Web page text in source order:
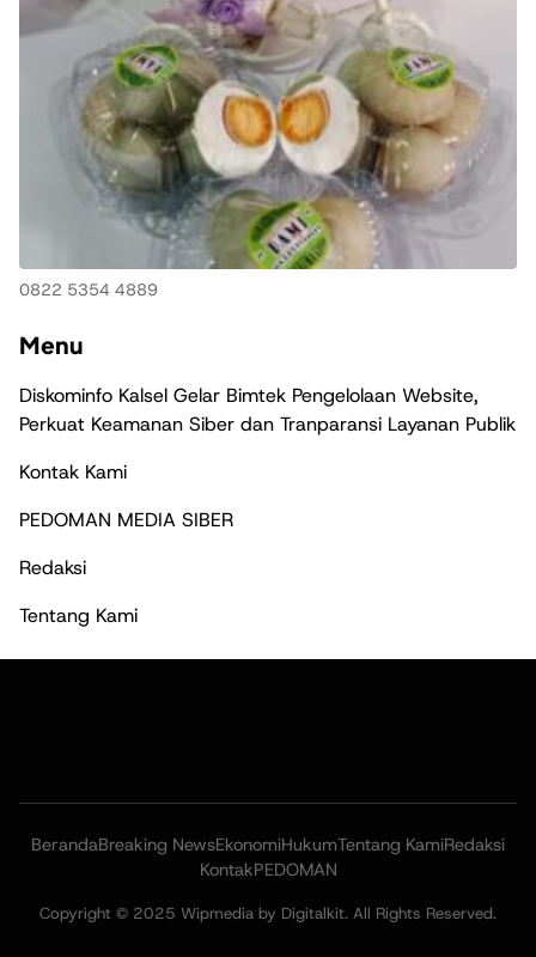
0822 5354 4889
Menu
Diskominfo Kalsel Gelar Bimtek Pengelolaan Website,
Perkuat Keamanan Siber dan Tranparansi Layanan Publik
Kontak Kami
PEDOMAN MEDIA SIBER
Redaksi
Tentang Kami
BerandaBreaking NewsEkonomiHukumTentang KamiRedaksi
KontakPEDOMAN
Copyright © 2025 Wipmedia by Digitalkit. All Rights Reserved.